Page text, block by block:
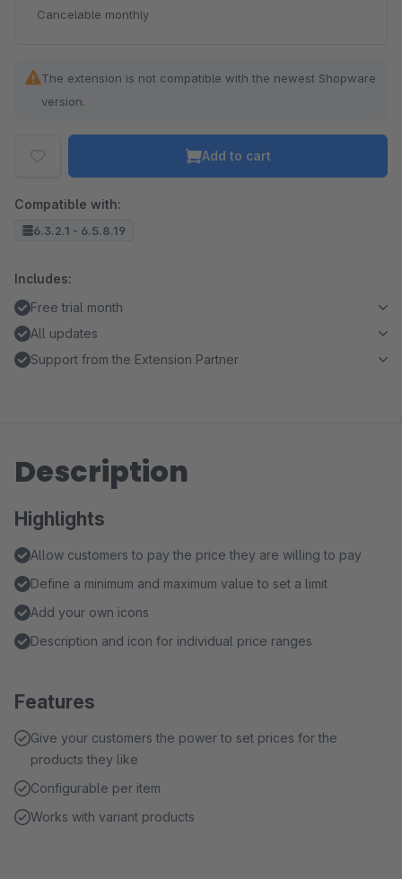
Cancelable monthly
The extension is not compatible with the newest Shopware
version.
Add to cart
Compatible with:
6.3.2.1 - 6.5.8.19
Includes:
Free trial month
All updates
Support from the Extension Partner
Description
Highlights
Allow customers to pay the price they are willing to pay
Define a minimum and maximum value to set a limit
Add your own icons
Description and icon for individual price ranges
Features
Give your customers the power to set prices for the
products they like
Configurable per item
Works with variant products